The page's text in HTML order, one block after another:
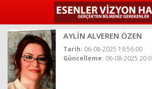
AYLİN ALVEREN ÖZEN
Tarih: 06-08-2025 19:56:00
Güncelleme: 06-08-2025